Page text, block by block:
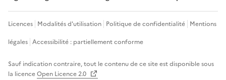
Licences Modalités d'utilisation Politique de confidentialité Mentions
légales Accessibilité : partiellement conforme
Sauf indication contraire, tout le contenu de ce site est disponible sous
la licenceOpen Licence 2.0